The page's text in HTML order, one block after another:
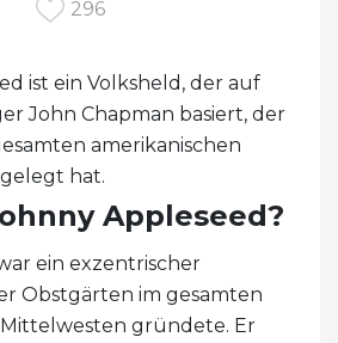
296
ist ein Volksheld, der auf
John Chapman basiert, der
amerikanischen
hat.
Appleseed?
ein exzentrischer
Obstgärten im gesamten
gründete. Er